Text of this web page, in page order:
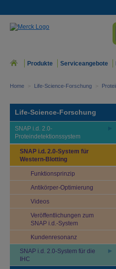
Produkte Serviceangebote
Home > Life-Science-Forschung >
Life-Science-Forschung
SNAP i.d. 2.0-
Proteindetektionssystem
SNAP i.d. 2.0-System für
Western-Blotting
Funktionsprinzip
Antikörper-Optimierung
Videos
Veröffentlichungen zum
SNAP i.d.-System
Kundenresonanz
SNAP i.d. 2.0-System für die
IHC